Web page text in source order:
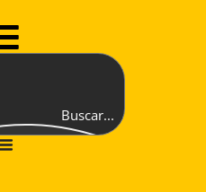
Flyout
Buscar...